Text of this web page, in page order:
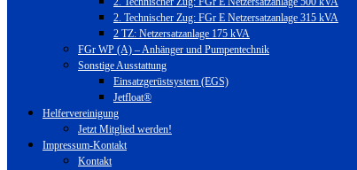
2. Technischer Zug: FGr E Netzersatzanlage 315 kVA
2 TZ: Netzersatzanlage 175 kVA
FGr WP (A) – Anhänger und Pumpentechnik
Sonstige Ausstattung
Einsatzgerüstsystem (EGS)
Jetfloat®
Helfervereinigung
Jetzt Mitglied werden!
Impressum-Kontakt
Kontakt